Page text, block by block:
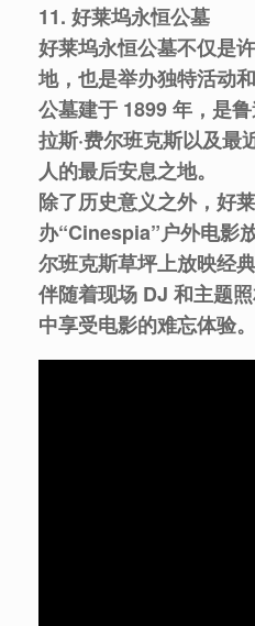
11. 好莱坞永恒公墓
好莱坞永恒公墓不仅是
地，也是举办独特活动
公墓建于 1899 年，是
拉斯·费尔班克斯以及最
人的最后安息之地。
除了历史意义之外，好
办“Cinespia”户外电影
尔班克斯草坪上放映经
伴随着现场 DJ 和主题
中享受电影的难忘体验。